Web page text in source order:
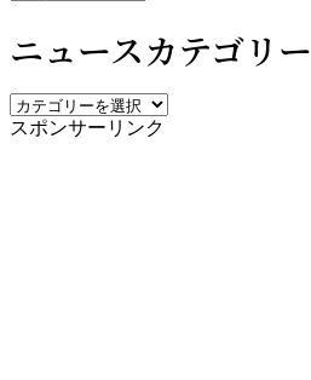
ー
ス
ア
ー
カ
ニュースカテゴリー
ニ
ュ
スポンサーリンク